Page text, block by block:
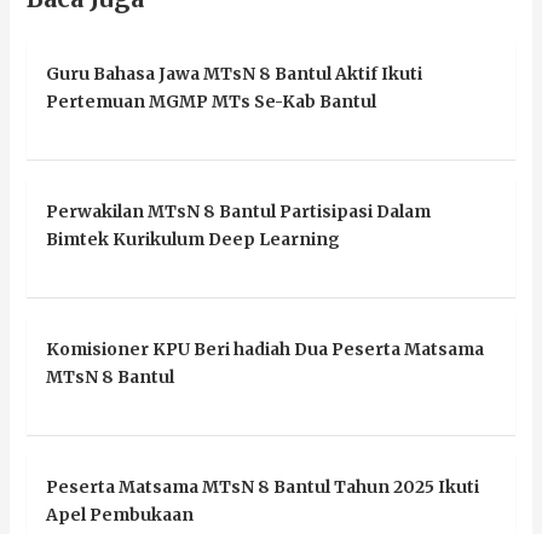
Guru Bahasa Jawa MTsN 8 Bantul Aktif Ikuti
Pertemuan MGMP MTs Se-Kab Bantul
Perwakilan MTsN 8 Bantul Partisipasi Dalam
Bimtek Kurikulum Deep Learning
Komisioner KPU Beri hadiah Dua Peserta Matsama
MTsN 8 Bantul
Peserta Matsama MTsN 8 Bantul Tahun 2025 Ikuti
Apel Pembukaan